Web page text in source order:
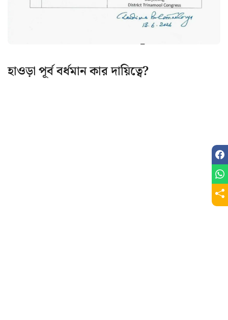
হাওড়া পূর্ব বর্ধমান কার দায়িত্বে?